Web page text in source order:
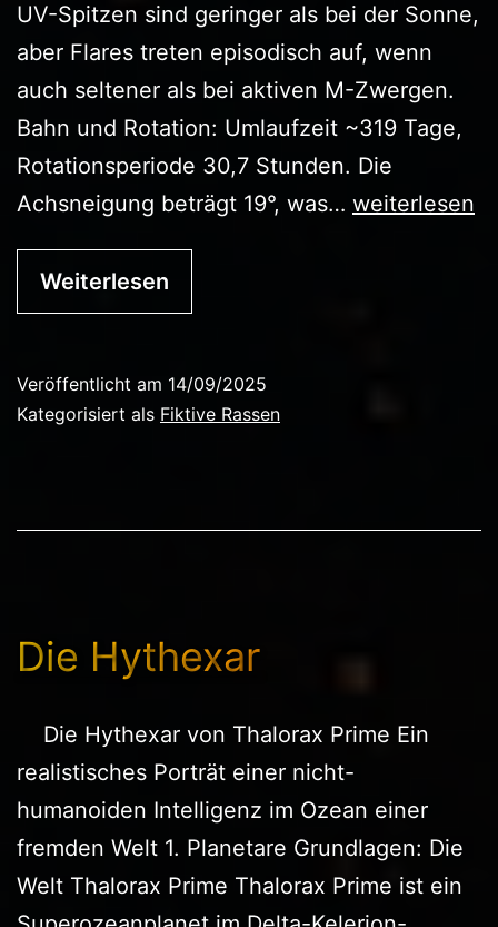
UV-Spitzen sind geringer als bei der Sonne,
aber Flares treten episodisch auf, wenn
auch seltener als bei aktiven M-Zwergen.
Bahn und Rotation: Umlaufzeit ~319 Tage,
Rotationsperiode 30,7 Stunden. Die
Achsneigung beträgt 19°, was… Die
weiterlesen
Weiterlesen
Veröffentlicht am 14/09/2025
Kategorisiert als Fiktive Rassen
Die Hythexar
Die Hythexar von Thalorax Prime Ein
realistisches Porträt einer nicht-
humanoiden Intelligenz im Ozean einer
fremden Welt 1. Planetare Grundlagen: Die
Welt Thalorax Prime Thalorax Prime ist ein